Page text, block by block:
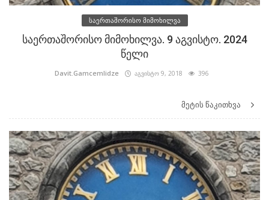
საერთაშორისო მიმოხილვა
საერთაშორისო მიმოხილვა. 9 აგვისტო. 2024
წელი
Davit.Gamcemlidze აგვისტო 9, 2018 396
მეტის წაკითხვა